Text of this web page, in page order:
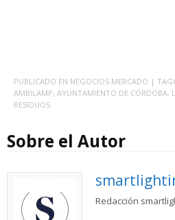
PUBLICADO EN NEGOCIOS MERCADO |
AMBILAMP, AYUNTAMIENTO DE CÓRDOBA,
RESIDUOS
Sobre el Autor
Redacción